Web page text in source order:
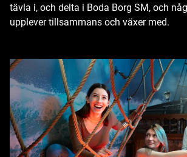
tävla i, och delta i Boda Borg SM, och
upplever tillsammans och växer med.